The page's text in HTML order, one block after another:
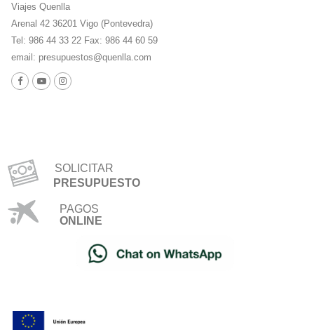
Viajes Quenlla
Arenal 42 36201 Vigo (Pontevedra)
Tel: 986 44 33 22 Fax: 986 44 60 59
email: presupuestos@quenlla.com
SOLICITAR
PRESUPUESTO
PAGOS
ONLINE